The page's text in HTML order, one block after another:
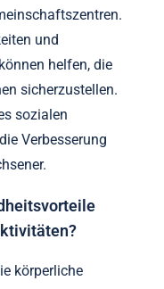
und
helfen, die
sicherzustellen.
sozialen
Verbesserung
körperliche